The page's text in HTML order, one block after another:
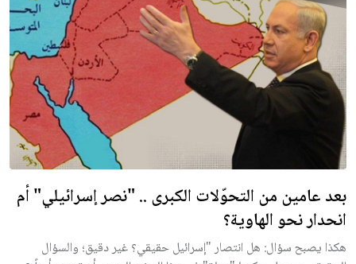
بعد عامين من التحوّلات الكبرى .. "نصر إسرائيلي" أم
انحدار نحو الهاوية؟
هكذا يصبح سؤال: هل انتصار "إسرائيل حقيقي؟ غير دقيق؛ والسؤال